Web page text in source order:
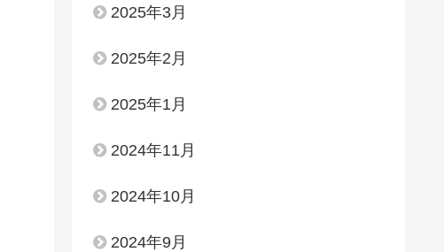
2025年3月
2025年2月
2025年1月
2024年11月
2024年10月
2024年9月